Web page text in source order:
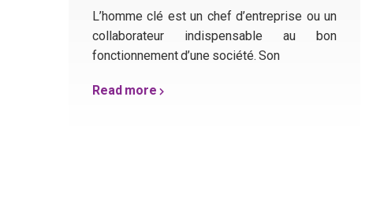
L’homme clé est un chef d’entreprise ou un
collaborateur indispensable au bon
fonctionnement d’une société. Son
Read more